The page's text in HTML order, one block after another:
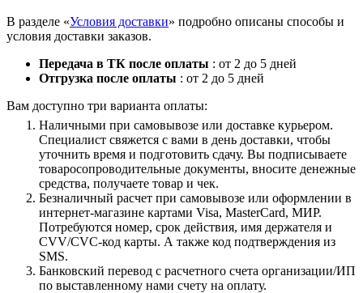
В разделе «Условия доставки» подробно описаны способы и
условия доставки заказов.
Передача в ТК после оплаты : от 2 до 5 дней
Отгрузка после оплаты : от 2 до 5 дней
Вам доступно три варианта оплаты:
Наличными при самовывозе или доставке курьером.
Специалист свяжется с вами в день доставки, чтобы
уточнить время и подготовить сдачу. Вы подписываете
товаросопроводительные документы, вносите денежные
средства, получаете товар и чек.
Безналичный расчет при самовывозе или оформлении в
интернет-магазине картами Visa, MasterCard, МИР.
Потребуются номер, срок действия, имя держателя и
CVV/CVC-код карты. А также код подтверждения из
SMS.
Банковский перевод с расчетного счета организации/ИП
по выставленному нами счету на оплату.